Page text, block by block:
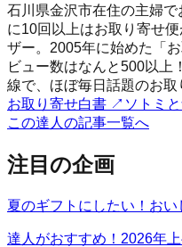
石川県金沢市在住の主婦
に10回以上はお取り寄せ
ザー。2005年に始めた「
ビュー数はなんと500以上
線で、ほぼ毎日話題のお取
お取り寄せ白書 ↗ ソトミ
この達人の記事一覧へ
注目の企画
夏のギフトにしたい！お
達人がおすすめ！2026年